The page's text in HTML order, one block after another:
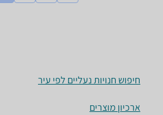
חיפוש חנויות נעליים לפי עיר
ארכיון מוצרים